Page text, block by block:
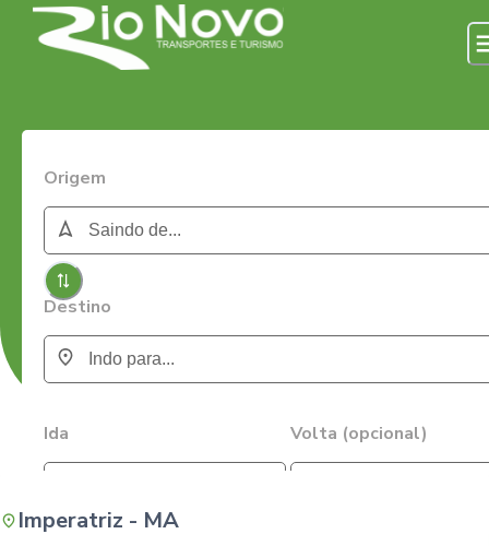
Origem
Destino
Ida Volta (opcional)
Imperatriz - MA